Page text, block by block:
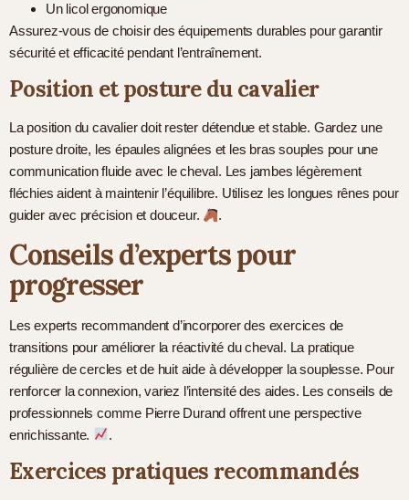
Un licol ergonomique
Assurez-vous de choisir des équipements durables pour garantir
sécurité et efficacité pendant l’entraînement.
Position et posture du cavalier
La position du cavalier doit rester détendue et stable. Gardez une
posture droite, les épaules alignées et les bras souples pour une
communication fluide avec le cheval. Les jambes légèrement
fléchies aident à maintenir l’équilibre. Utilisez les longues rênes pour
guider avec précision et douceur.
.
Conseils d’experts pour
progresser
Les experts recommandent d’incorporer des exercices de
transitions pour améliorer la réactivité du cheval. La pratique
régulière de cercles et de huit aide à développer la souplesse. Pour
renforcer la connexion, variez l’intensité des aides. Les conseils de
professionnels comme Pierre Durand offrent une perspective
enrichissante.
.
Exercices pratiques recommandés